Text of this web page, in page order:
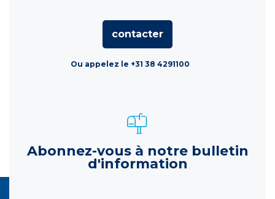
contacter
Ou appelez le +31 38 4291100
Abonnez-vous à notre bulletin
d'information